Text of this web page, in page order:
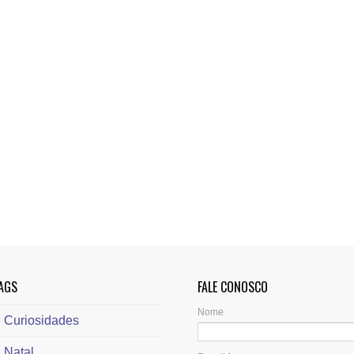
Curiosidades
FALE CONOSCO
Nome